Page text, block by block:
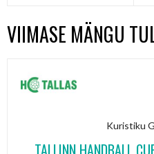
VIIMASE MÄNGU
Kuristiku